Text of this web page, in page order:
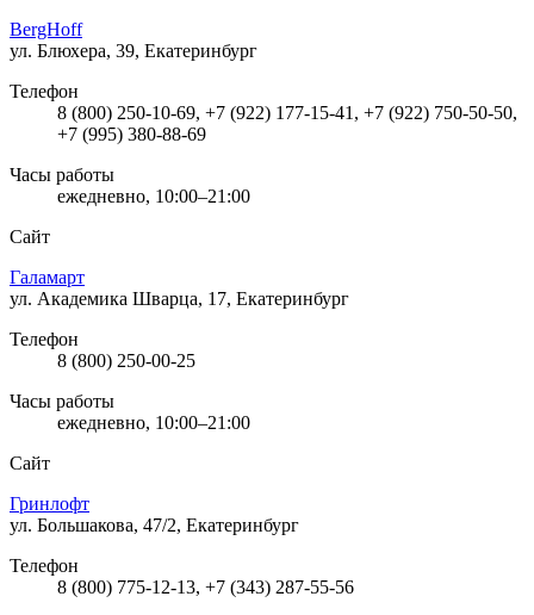
BergHoff
ул. Блюхера, 39, Екатеринбург
Телефон
8 (800) 250-10-69, +7 (922) 177-15-41, +7 (922) 750-50-50,
+7 (995) 380-88-69
Часы работы
ежедневно, 10:00–21:00
Сайт
Галамарт
ул. Академика Шварца, 17, Екатеринбург
Телефон
8 (800) 250-00-25
Часы работы
ежедневно, 10:00–21:00
Сайт
Гринлофт
ул. Большакова, 47/2, Екатеринбург
Телефон
8 (800) 775-12-13, +7 (343) 287-55-56